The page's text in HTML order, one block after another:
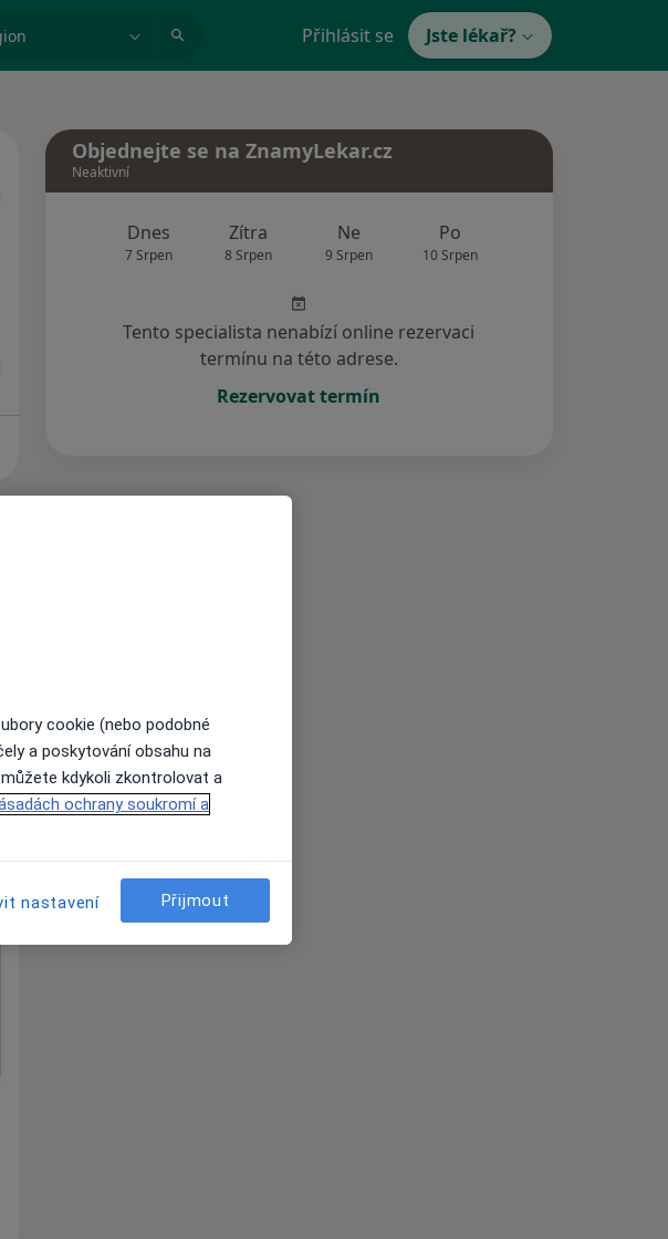
Přihlásit se Jste lékař?
Objednejte se na ZnamyLekar.cz
Neaktivní
Dnes
7 Srpen
Zítra
8 Srpen
Ne
9 Srpen
Po
10 Srpen
Tento specialista nenabízí online rezervaci
termínu na této adrese.
Rezervovat termín
cookie (nebo podobné
a poskytování obsahu na
kdykoli zkontrolovat a
ochrany soukromí a
nastavení Přijmout